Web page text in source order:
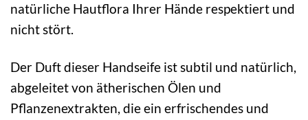
natürliche Hautflora Ihrer Hände respektiert und
nicht stört.
Der Duft dieser Handseife ist subtil und natürlich,
abgeleitet von ätherischen Ölen und
Pflanzenextrakten, die ein erfrischendes und